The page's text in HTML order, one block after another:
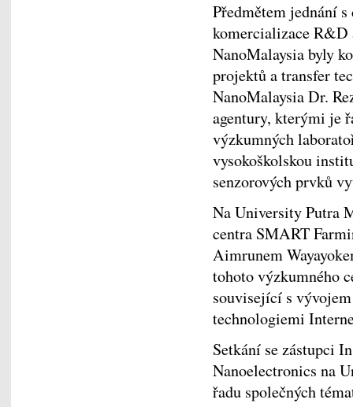
Předmětem jednání
komercializace
NanoMalaysia byly
projektů a transfer
NanoMalaysia Dr.
agentury, kterými je
výzkumných
vysokoškolskou
senzorových prvků
Na University Putra
centra SMART
Aimrunem
tohoto výzkumného
související s
technologiemi
Setkání se zástupci
Nanoelectronics na
řadu společných